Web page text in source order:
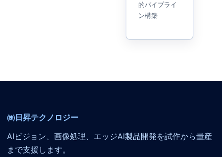
的パイプライ
ン構築
㈱日昇テクノロジー
AIビジョン、画像処理、エッジAI製品開発を試作から量産
まで支援します。